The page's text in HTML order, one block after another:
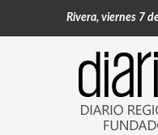
Rivera, viernes 7